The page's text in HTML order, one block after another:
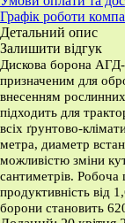
Графік роботи
Детальний опис
Залишити відгук
Дискова борона АГД-
призначеним для
внесенням
підходить для
всіх ґрунтово-
метра, диаметр
можливістю зміни
сантиметрів. Робоча
продуктивність від
борони становить